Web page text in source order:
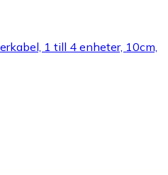
1 till 4 enheter, 10cm,